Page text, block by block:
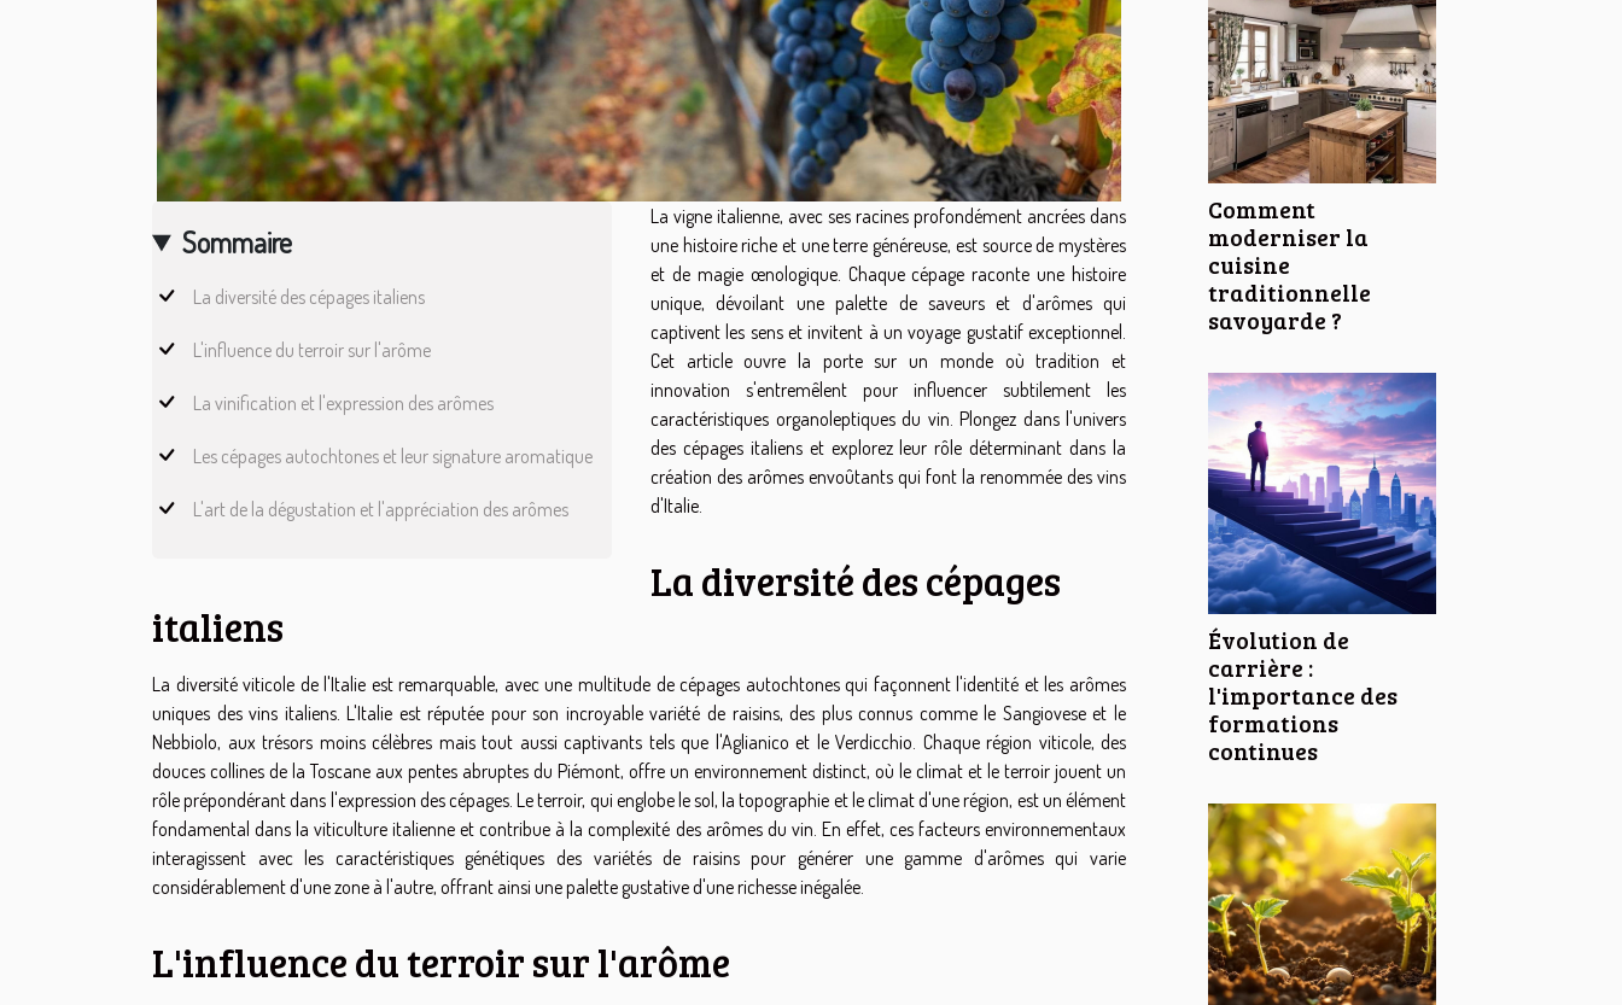
Sommaire
La diversité des cépages italiens
L'influence du terroir sur l'arôme
La vinification et l'expression des arômes
Les cépages autochtones et leur signature aromatique
L'art de la dégustation et l'appréciation des arômes
La vigne italienne, avec ses racines profondément ancrées dans
une histoire riche et une terre généreuse, est source de mystères
et de magie œnologique. Chaque cépage raconte une histoire
unique, dévoilant une palette de saveurs et d'arômes qui
captivent les sens et invitent à un voyage gustatif exceptionnel.
Cet article ouvre la porte sur un monde où tradition et
innovation s'entremêlent pour influencer subtilement les
caractéristiques organoleptiques du vin. Plongez dans l'univers
des cépages italiens et explorez leur rôle déterminant dans la
création des arômes envoûtants qui font la renommée des vins
d'Italie.
La diversité des cépages
italiens
La diversité viticole de l'Italie est remarquable, avec une multitude de cépages autochtones qui façonnent l'identité et les arômes
uniques des vins italiens. L'Italie est réputée pour son incroyable variété de raisins, des plus connus comme le Sangiovese et le
Nebbiolo, aux trésors moins célèbres mais tout aussi captivants tels que l'Aglianico et le Verdicchio. Chaque région viticole, des
douces collines de la Toscane aux pentes abruptes du Piémont, offre un environnement distinct, où le climat et le terroir jouent un
rôle prépondérant dans l'expression des cépages. Le terroir, qui englobe le sol, la topographie et le climat d'une région, est un élément
fondamental dans la viticulture italienne et contribue à la complexité des arômes du vin. En effet, ces facteurs environnementaux
interagissent avec les caractéristiques génétiques des variétés de raisins pour générer une gamme d'arômes qui varie
considérablement d'une zone à l'autre, offrant ainsi une palette gustative d'une richesse inégalée.
L'influence du terroir sur l'arôme
Comment
moderniser la
cuisine
traditionnelle
savoyarde ?
Évolution de
carrière :
l'importance des
formations
continues